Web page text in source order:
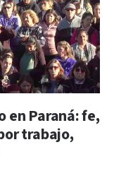
en Paraná: fe,
trabajo,